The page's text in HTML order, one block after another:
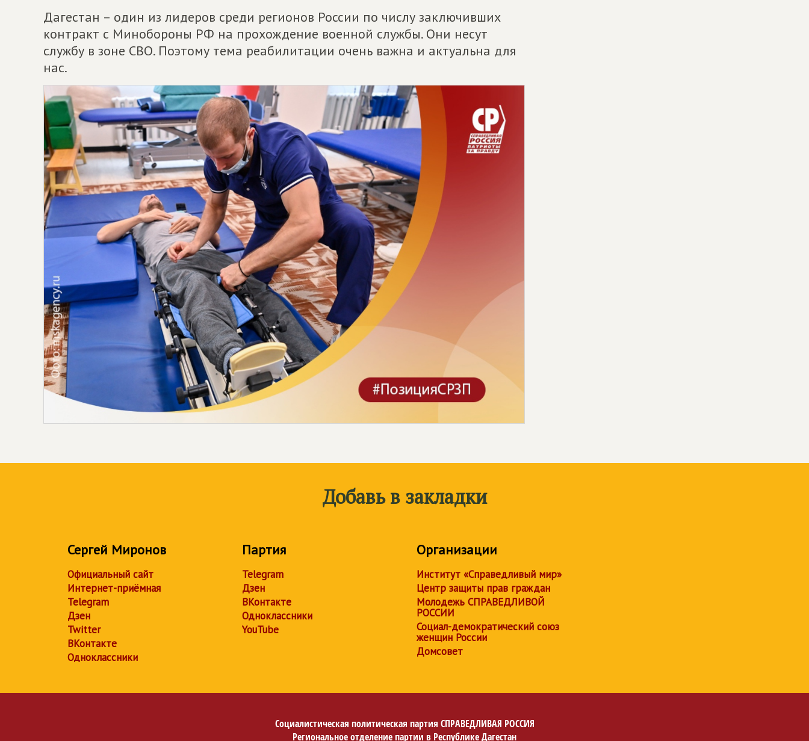
Дагестан – один из лидеров среди регионов России по числу заключивших
контракт с Минобороны РФ на прохождение военной службы. Они несут
службу в зоне СВО. Поэтому тема реабилитации очень важна и актуальна для
нас.
Добавь в закладки
Сергей Миронов
Официальный сайт
Интернет-приёмная
Telegram
Дзен
Twitter
ВКонтакте
Одноклассники
Партия
Telegram
Дзен
ВКонтакте
Одноклассники
YouTube
Организации
Институт «Справедливый мир»
Центр защиты прав граждан
Молодежь СПРАВЕДЛИВОЙ
РОССИИ
Социал-демократический союз
женщин России
Домсовет
Социалистическая политическая партия СПРАВЕДЛИВАЯ РОССИЯ
Региональное отделение партии в Республике Дагестан